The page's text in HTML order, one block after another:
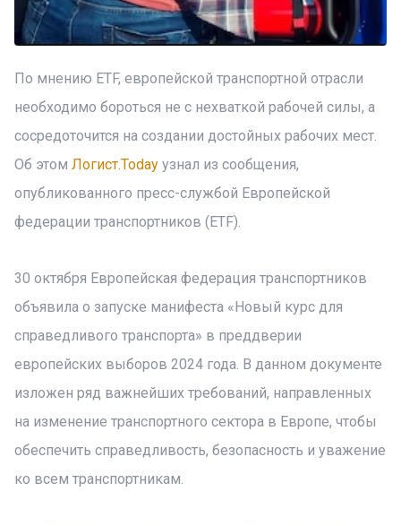
По мнению ETF, европейской транспортной отрасли
необходимо бороться не с нехваткой рабочей силы, а
сосредоточится на создании достойных рабочих мест.
Об этом Логист.Today узнал из сообщения,
опубликованного пресс-службой Европейской
федерации транспортников (ETF).
30 октября Европейская федерация транспортников
объявила о запуске манифеста «Новый курс для
справедливого транспорта» в преддверии
европейских выборов 2024 года. В данном документе
изложен ряд важнейших требований, направленных
на изменение транспортного сектора в Европе, чтобы
обеспечить справедливость, безопасность и уважение
ко всем транспортникам.